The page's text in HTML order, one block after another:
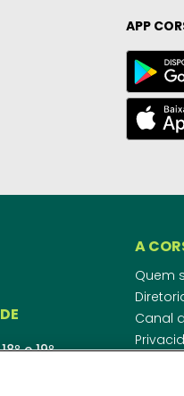
APP
e 19º
A
Quem
Canal